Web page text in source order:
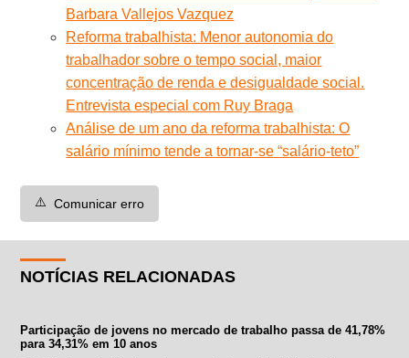
Barbara Vallejos Vazquez
Reforma trabalhista: Menor autonomia do
trabalhador sobre o tempo social, maior
concentração de renda e desigualdade social.
Entrevista especial com Ruy Braga
Análise de um ano da reforma trabalhista: O
salário mínimo tende a tornar-se “salário-teto”
⚠️ Comunicar erro
NOTÍCIAS RELACIONADAS
Participação de jovens no mercado de trabalho passa de 41,78%
para 34,31% em 10 anos